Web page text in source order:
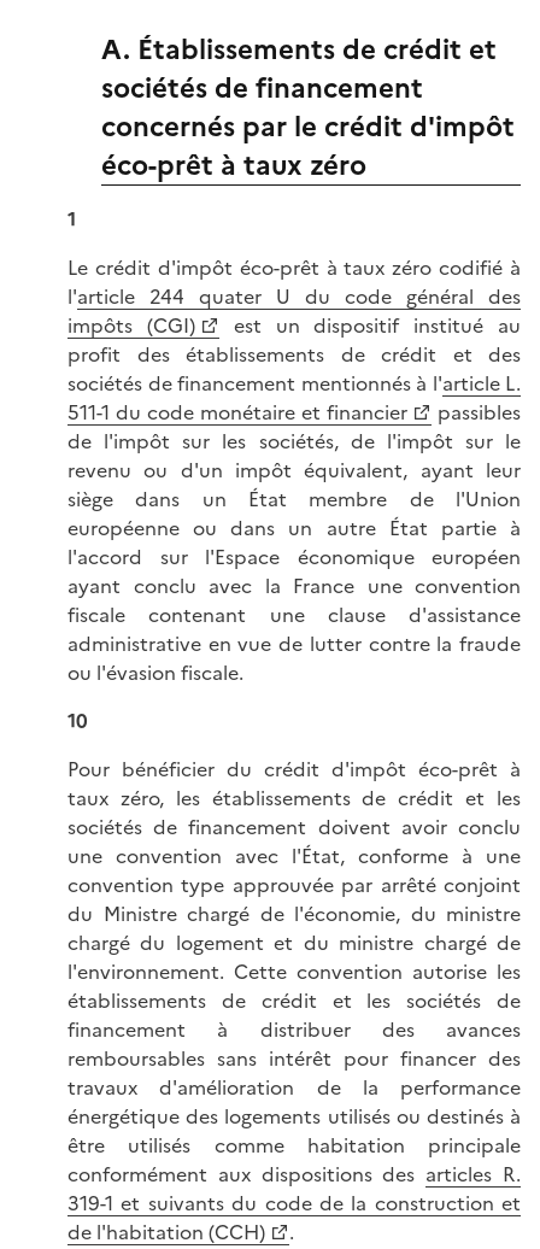
A. Établissements de crédit et
sociétés de financement
concernés par le crédit d'impôt
éco-prêt à taux zéro
1
Le crédit d'impôt éco-prêt à taux zéro codifié à
l'article 244 quater U du code général des
impôts (CGI)
est un dispositif institué au
profit des établissements de crédit et des
sociétés de financement mentionnés à l'article L.
511-1 du code monétaire et financier
passibles
de l'impôt sur les sociétés, de l'impôt sur le
revenu ou d'un impôt équivalent, ayant leur
siège dans un État membre de l'Union
européenne ou dans un autre État partie à
l'accord sur l'Espace économique européen
ayant conclu avec la France une convention
fiscale contenant une clause d'assistance
administrative en vue de lutter contre la fraude
ou l'évasion fiscale.
10
Pour bénéficier du crédit d'impôt éco-prêt à
taux zéro, les établissements de crédit et les
sociétés de financement doivent avoir conclu
une convention avec l'État, conforme à une
convention type approuvée par arrêté conjoint
du Ministre chargé de l'économie, du ministre
chargé du logement et du ministre chargé de
l'environnement. Cette convention autorise les
établissements de crédit et les sociétés de
financement à distribuer des avances
remboursables sans intérêt pour financer des
travaux d'amélioration de la performance
énergétique des logements utilisés ou destinés à
être utilisés comme habitation principale
conformément aux dispositions des articles R.
319-1 et suivants du code de la construction et
de l'habitation (CCH)
.